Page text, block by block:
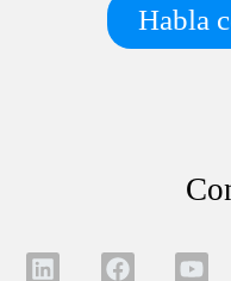
Habla